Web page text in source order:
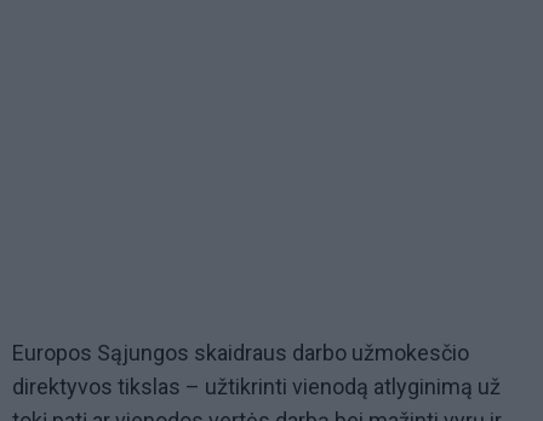
Europos Sąjungos skaidraus darbo užmokesčio
direktyvos tikslas – užtikrinti vienodą atlyginimą už